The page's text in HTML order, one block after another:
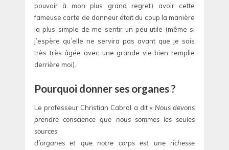
pouvoir à mon plus grand regret) avoir cette
fameuse carte de donneur était du coup la manière
la plus simple de me sentir un peu utile (même si
j’espère qu’elle ne servira pas avant que je sois
très très âgée avec une grande vie bien remplie
derrière moi).
Pourquoi donner ses organes ?
Le professeur Christian Cabrol a dit« Nous devons
prendre conscience que nous sommes les seules
sources
d’organes et que notre corps est une richesse